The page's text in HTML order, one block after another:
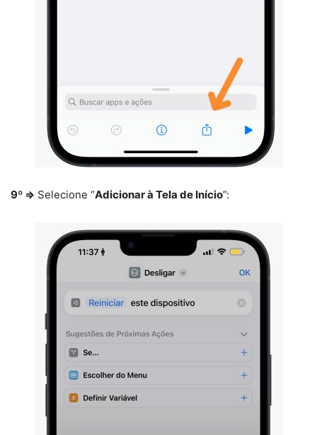
9º ⇒ Selecione “Adicionar à Tela de Início”: